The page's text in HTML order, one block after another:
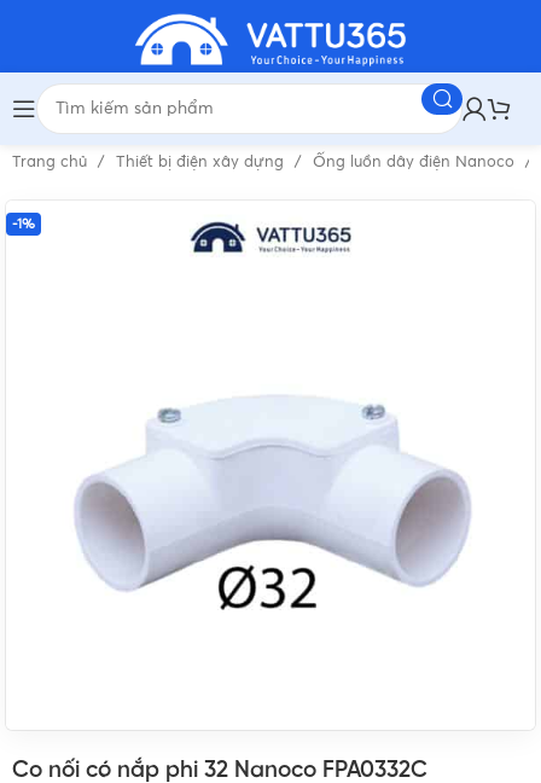
Trang chủ Thiết bị điện xây dựng Ống luồn dây điện Nanoco
-1%
Co nối có nắp phi 32 Nanoco FPA0332C